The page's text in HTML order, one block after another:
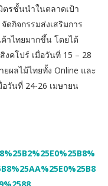
ตรชั้นนำในตลาดเป้า
ดกิจกรรมส่งเสริมการ
าไทยมากขึ้น โดยได้
คโปร์ เมื่อวันที่ 15 – 28
ผลไม้ไทยทั้ง Online และ
วันที่ 24-26 เมษายน